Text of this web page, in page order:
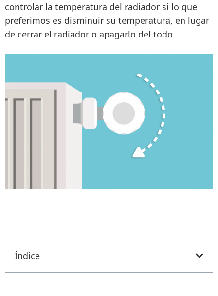
controlar la temperatura del radiador si lo que
preferimos es disminuir su temperatura, en lugar
de cerrar el radiador o apagarlo del todo.
Índice